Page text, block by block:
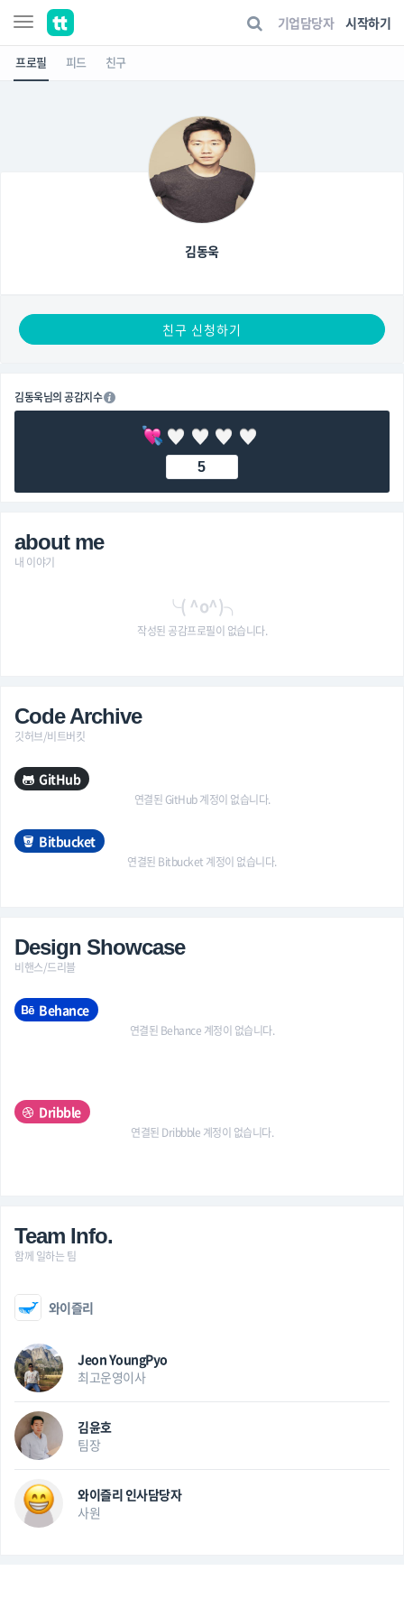
기업담당자 시작하기
프로필 피드 친구
김동욱
친구 신청하기
김동욱님의 공감지수
5
about me
내 이야기
╰( ^o^)╮
작성된 공감프로필이 없습니다.
Code Archive
깃허브/비트버킷
GitHub
연결된 GitHub 계정이 없습니다.
Bitbucket
연결된 Bitbucket 계정이 없습니다.
Design Showcase
비핸스/드리블
Behance
연결된 Behance 계정이 없습니다.
Dribble
연결된 Dribbble 계정이 없습니다.
Team Info.
함께 일하는 팀
와이즐리
Jeon YoungPyo
최고운영이사
김윤호
팀장
와이즐리 인사담당자
사원